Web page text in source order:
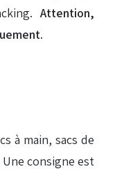
Attention,
.
à main, sacs de
consigne est